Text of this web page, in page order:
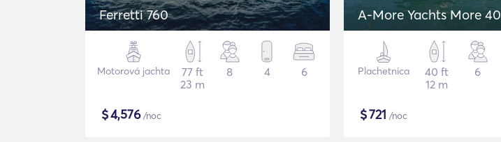
Ferretti 760
Motorová jachta
77 ft
23 m
8 4 6
$4,576/noc
A-More Yachts More 40
Plachetnica
40 ft
12 m
6
$721 /noc